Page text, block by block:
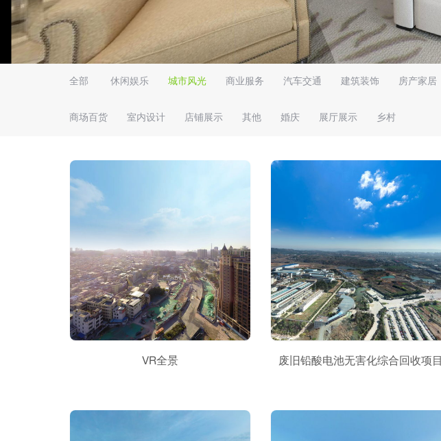
全部 休闲娱乐 城市风光 商业服务 汽车交通 建筑装饰 房产家居
商场百货 室内设计 店铺展示 其他 婚庆 展厅展示 乡村
VR全景 废旧铅酸电池无害化综合回收项目